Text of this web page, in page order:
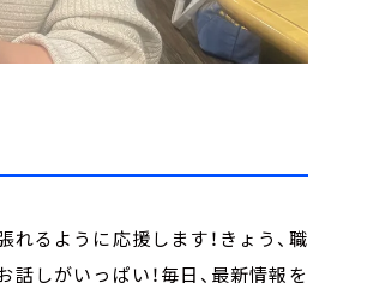
るように応援します！きょう、職
しがいっぱい！毎日、最新情報を